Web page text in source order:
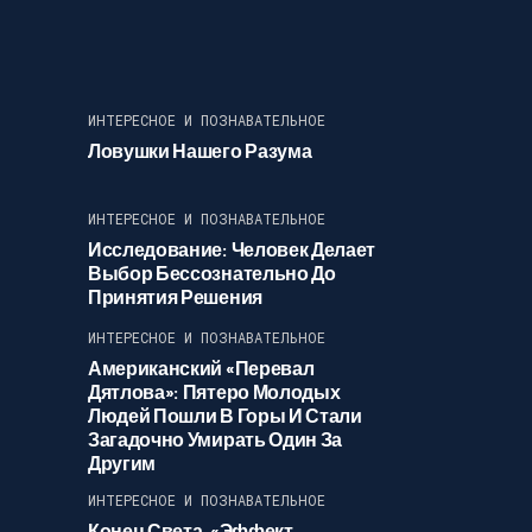
ИНТЕРЕСНОЕ И ПОЗНАВАТЕЛЬНОЕ
Ловушки Нашего Разума
ИНТЕРЕСНОЕ И ПОЗНАВАТЕЛЬНОЕ
Исследование: Человек Делает
Выбор Бессознательно До
Принятия Решения
ИНТЕРЕСНОЕ И ПОЗНАВАТЕЛЬНОЕ
Американский «перевал
Дятлова»: Пятеро Молодых
Людей Пошли В Горы И Стали
Загадочно Умирать Один За
Другим
ИНТЕРЕСНОЕ И ПОЗНАВАТЕЛЬНОЕ